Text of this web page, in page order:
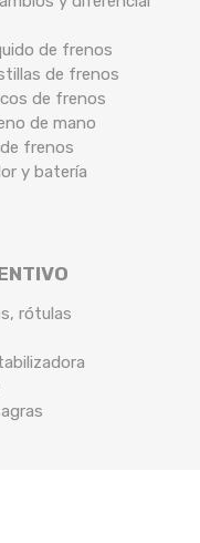
de frenos
de frenos
de frenos
de mano
frenos
y batería
rótulas